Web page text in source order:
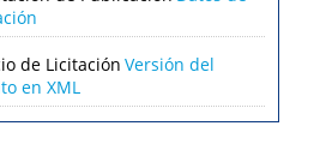
de Licitación Versión del
en XML